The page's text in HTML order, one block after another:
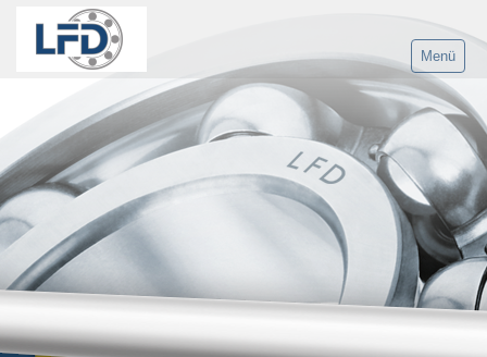
Menü
Home
Produkte
LFD Gruppe
Anwendungen